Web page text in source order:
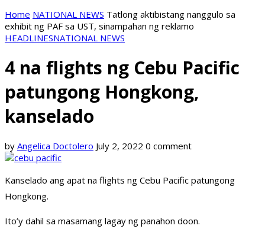
Home NATIONAL NEWS Tatlong aktibistang nanggulo sa
exhibit ng PAF sa UST, sinampahan ng reklamo
HEADLINESNATIONAL NEWS
4 na flights ng Cebu Pacific
patungong Hongkong,
kanselado
by Angelica Doctolero July 2, 2022 0 comment
Kanselado ang apat na flights ng Cebu Pacific patungong
Hongkong.
Ito’y dahil sa masamang lagay ng panahon doon.